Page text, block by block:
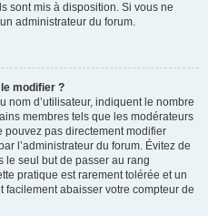
sont mis à disposition. Si vous ne
administrateur du forum.
modifier ?
nom d’utilisateur, indiquent le nombre
membres tels que les modérateurs
pouvez pas directement modifier
l’administrateur du forum. Évitez de
le seul but de passer au rang
pratique est rarement tolérée et un
abaisser votre compteur de